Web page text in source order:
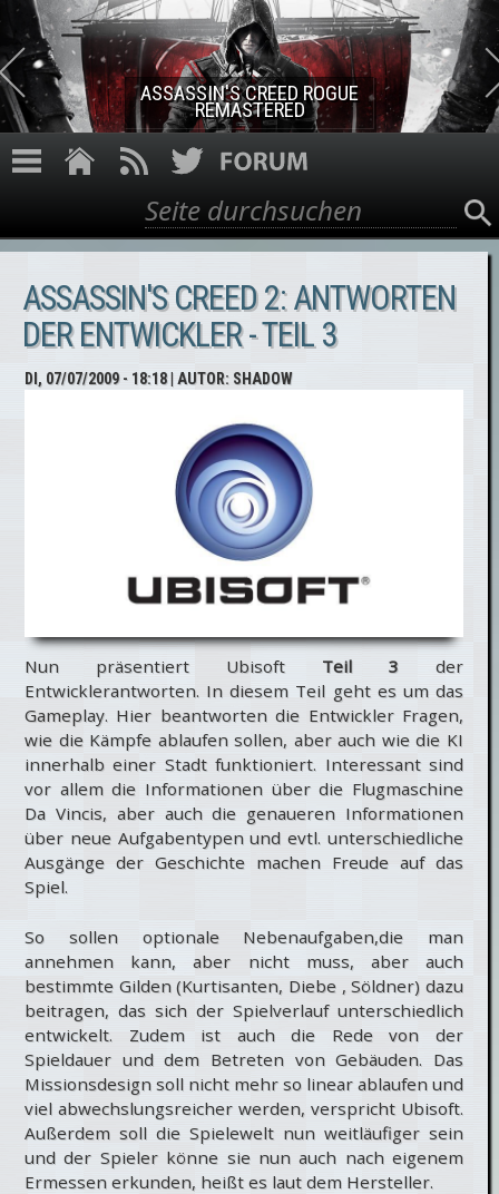
Direkt zum Inhalt
ASSASSIN'S CREED ROGUE
REMASTERED
Suchformular
Suche
ASSASSIN'S CREED 2: ANTWORTEN
DER ENTWICKLER - TEIL 3
DI, 07/07/2009 - 18:18| AUTOR: SHADOW
Nun präsentiert Ubisoft Teil 3 der
Entwicklerantworten. In diesem Teil geht es um das
Gameplay. Hier beantworten die Entwickler Fragen,
wie die Kämpfe ablaufen sollen, aber auch wie die KI
innerhalb einer Stadt funktioniert. Interessant sind
vor allem die Informationen über die Flugmaschine
Da Vincis, aber auch die genaueren Informationen
über neue Aufgabentypen und evtl. unterschiedliche
Ausgänge der Geschichte machen Freude auf das
Spiel.
So sollen optionale Nebenaufgaben,die man
annehmen kann, aber nicht muss, aber auch
bestimmte Gilden (Kurtisanten, Diebe , Söldner) dazu
beitragen, das sich der Spielverlauf unterschiedlich
entwickelt. Zudem ist auch die Rede von der
Spieldauer und dem Betreten von Gebäuden. Das
Missionsdesign soll nicht mehr so linear ablaufen und
viel abwechslungsreicher werden, verspricht Ubisoft.
Außerdem soll die Spielewelt nun weitläufiger sein
und der Spieler könne sie nun auch nach eigenem
Ermessen erkunden, heißt es laut dem Hersteller.